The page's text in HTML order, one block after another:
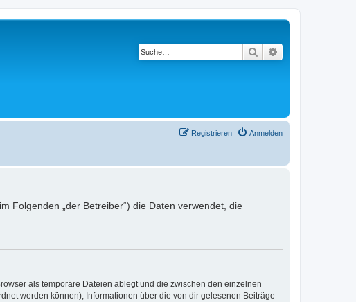
Suche
Anmelden
Registrieren
Folgenden „der Betreiber“) die Daten verwendet, die
als temporäre Dateien ablegt und die zwischen den einzelnen
werden können), Informationen über die von dir gelesenen Beiträge